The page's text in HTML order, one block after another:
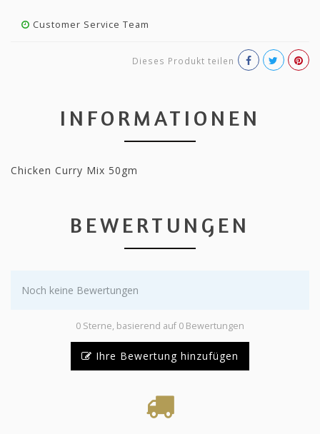
Customer Service Team
Dieses Produkt teilen
INFORMATIONEN
Chicken Curry Mix 50gm
BEWERTUNGEN
Noch keine Bewertungen
0 Sterne, basierend auf 0 Bewertungen
Ihre Bewertung hinzufügen